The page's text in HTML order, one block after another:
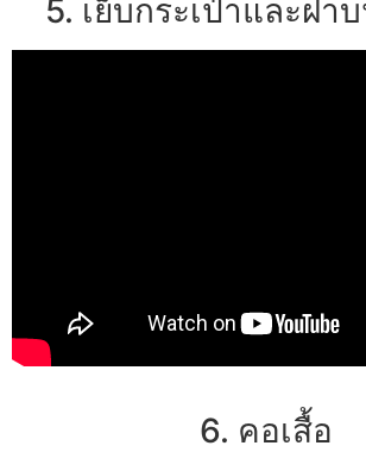
5. เย็บกระเป๋าและฝา
6. คอเสื้อ